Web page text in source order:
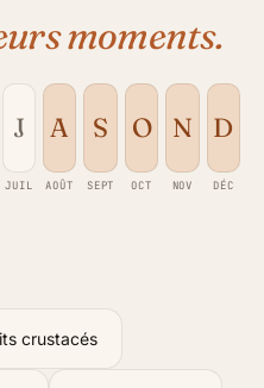
moments.
J
JUIL
A
AOÛT
S
SEPT
O
OCT
N
NOV
D
DÉC
crustacés